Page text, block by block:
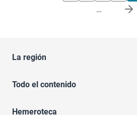
…
La región
Todo el contenido
Hemeroteca